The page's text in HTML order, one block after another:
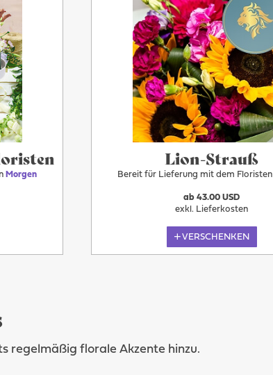
Morgen
Lion-Strauß
Bereit für Lieferung mit dem Floristen
ab 43.00 USD
exkl. Lieferkosten
VERSCHENKEN
regelmäßig florale Akzente hinzu.